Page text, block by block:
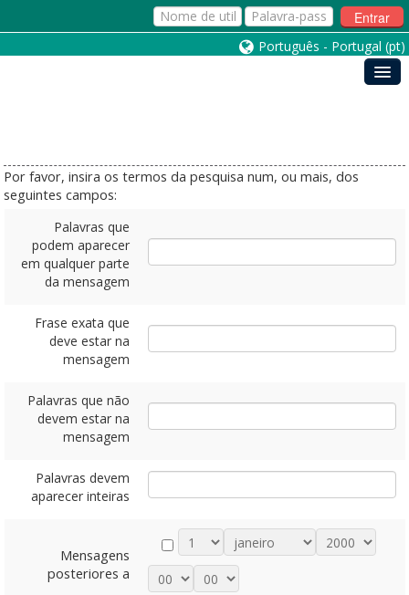
Entrar
Português - Portugal ‎(pt)‎
Por favor, insira os termos da pesquisa num, ou mais, dos
seguintes campos:
Palavras que
podem aparecer
em qualquer parte
da mensagem
Frase exata que
deve estar na
mensagem
Palavras que não
devem estar na
mensagem
Palavras devem
aparecer inteiras
Mensagens
posteriores a